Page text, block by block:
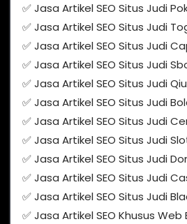
✅ Jasa Artikel SEO Situs Judi
✅ Jasa Artikel SEO Situs Judi
✅ Jasa Artikel SEO Situs Judi
✅ Jasa Artikel SEO Situs Judi
✅ Jasa Artikel SEO Situs Judi
✅ Jasa Artikel SEO Situs Judi
✅ Jasa Artikel SEO Situs Judi
✅ Jasa Artikel SEO Situs Judi
✅ Jasa Artikel SEO Situs Judi
✅ Jasa Artikel SEO Situs Judi
✅ Jasa Artikel SEO Situs Judi
✅ Jasa Artikel SEO Khusus